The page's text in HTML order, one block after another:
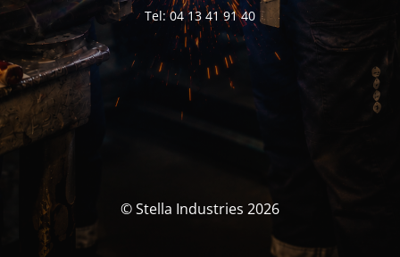
Tel: 04 13 41 91 40
© Stella Industries 2026